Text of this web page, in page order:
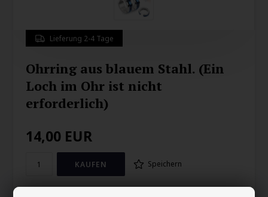
Lieferung 2-4 Tage
Ohrring aus blauem Stahl. (Ein
Loch im Ohr ist nicht
erforderlich)
14,00 EUR
Speichern